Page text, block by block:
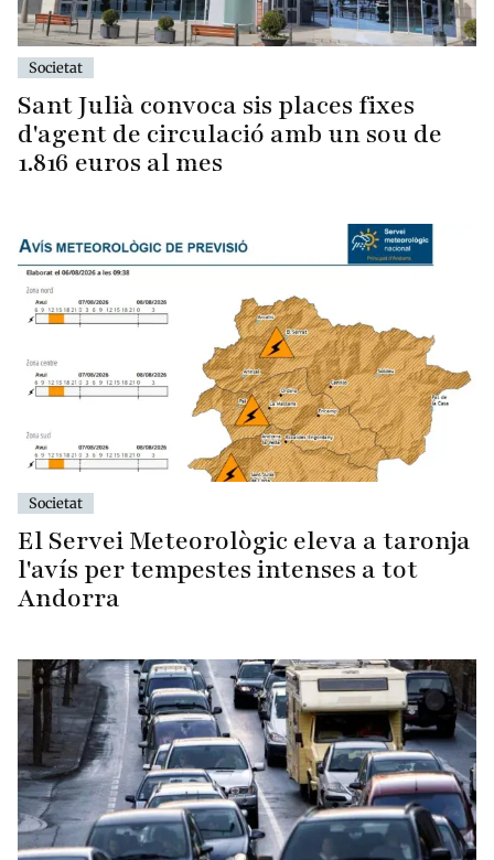
Societat
Sant Julià convoca sis places fixes
d'agent de circulació amb un sou de
1.816 euros al mes
Societat
El Servei Meteorològic eleva a taronja
l'avís per tempestes intenses a tot
Andorra